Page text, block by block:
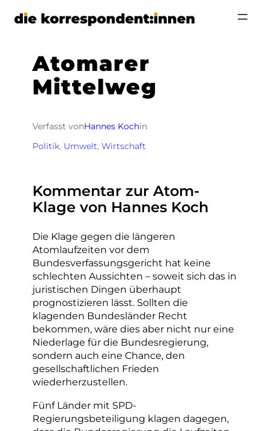
Zum
Atomarer
Mittelweg
Verfasst vonHannes Kochin
Politik, Umwelt, Wirtschaft
Kommentar zur Atom-
Klage von Hannes Koch
Die Klage gegen die längeren
Atomlaufzeiten vor dem
Bundesverfassungsgericht hat keine
schlechten Aussichten – soweit sich das in
juristischen Dingen überhaupt
prognostizieren lässt. Sollten die
klagenden Bundesländer Recht
bekommen, wäre dies aber nicht nur eine
Niederlage für die Bundesregierung,
sondern auch eine Chance, den
gesellschaftlichen Frieden
wiederherzustellen.
Fünf Länder mit SPD-
Regierungsbeteiligung klagen dagegen,